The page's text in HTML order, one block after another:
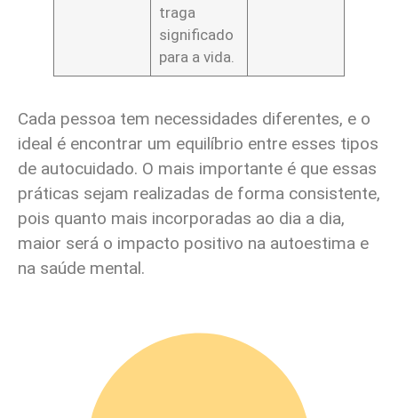
traga
significado
para a vida.
Cada pessoa tem necessidades diferentes, e o
ideal é encontrar um equilíbrio entre esses tipos
de autocuidado. O mais importante é que essas
práticas sejam realizadas de forma consistente,
pois quanto mais incorporadas ao dia a dia,
maior será o impacto positivo na autoestima e
na saúde mental.